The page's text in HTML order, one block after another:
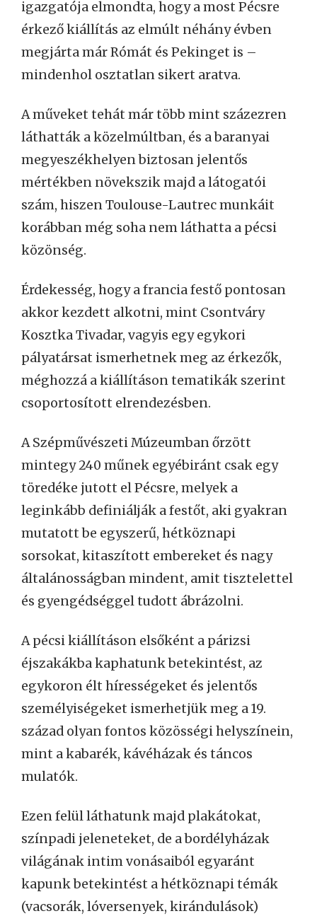
igazgatója elmondta, hogy a most Pécsre
érkező kiállítás az elmúlt néhány évben
megjárta már Rómát és Pekinget is –
mindenhol osztatlan sikert aratva.
A műveket tehát már több mint százezren
láthatták a közelmúltban, és a baranyai
megyeszékhelyen biztosan jelentős
mértékben növekszik majd a látogatói
szám, hiszen Toulouse-Lautrec munkáit
korábban még soha nem láthatta a pécsi
közönség.
Érdekesség, hogy a francia festő pontosan
akkor kezdett alkotni, mint Csontváry
Kosztka Tivadar, vagyis egy egykori
pályatársat ismerhetnek meg az érkezők,
méghozzá a kiállításon tematikák szerint
csoportosított elrendezésben.
A Szépművészeti Múzeumban őrzött
mintegy 240 műnek egyébiránt csak egy
töredéke jutott el Pécsre, melyek a
leginkább definiálják a festőt, aki gyakran
mutatott be egyszerű, hétköznapi
sorsokat, kitaszított embereket és nagy
általánosságban mindent, amit tisztelettel
és gyengédséggel tudott ábrázolni.
A pécsi kiállításon elsőként a párizsi
éjszakákba kaphatunk betekintést, az
egykoron élt hírességeket és jelentős
személyiségeket ismerhetjük meg a 19.
század olyan fontos közösségi helyszínein,
mint a kabarék, kávéházak és táncos
mulatók.
Ezen felül láthatunk majd plakátokat,
színpadi jeleneteket, de a bordélyházak
világának intim vonásaiból egyaránt
kapunk betekintést a hétköznapi témák
(vacsorák, lóversenyek, kirándulások)